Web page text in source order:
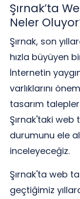
Şırnak’ta
Neler
Şırnak, son
hızla büyüyen
İnternetin
varlıklarını
tasarım
Şırnak'taki web
durumunu ele
inceleyeceğiz.
Şırnak'ta web
geçtiğimiz